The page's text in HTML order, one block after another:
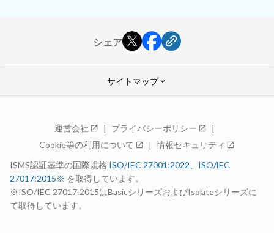
シェア
サイトマップkeyboard_arrow_down
Advanceシリーズ
仕様・機能
構成例
99.99%稼働率保証
サポート
運営会社 open_in_new プライバシーポリシー open_in_new
Cookie等の利用について open_in_new 情報セキュリティ open_in_new
ISMS認証基準の国際規格 ISO/IEC 27001:2022、ISO/IEC
27017:2015※ を取得しています。
※ISO/IEC 27017:2015はBasicシリーズおよびIsolateシリーズに
て取得しています。